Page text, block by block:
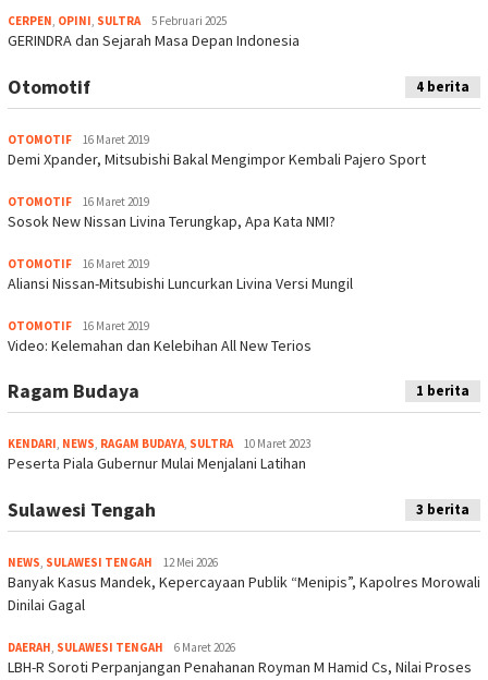
CERPEN, OPINI, SULTRA 5 Februari 2025
GERINDRA dan Sejarah Masa Depan Indonesia
Otomotif 4 berita
OTOMOTIF 16 Maret 2019
Demi Xpander, Mitsubishi Bakal Mengimpor Kembali Pajero Sport
OTOMOTIF 16 Maret 2019
Sosok New Nissan Livina Terungkap, Apa Kata NMI?
OTOMOTIF 16 Maret 2019
Aliansi Nissan-Mitsubishi Luncurkan Livina Versi Mungil
OTOMOTIF 16 Maret 2019
Video: Kelemahan dan Kelebihan All New Terios
Ragam Budaya 1 berita
KENDARI, NEWS, RAGAM BUDAYA, SULTRA 10 Maret 2023
Peserta Piala Gubernur Mulai Menjalani Latihan
Sulawesi Tengah 3 berita
NEWS SULAWESI TENGAH 12 Mei 2026
Banyak Kasus Mandek, Kepercayaan Publik “Menipis”, Kapolres Morowali
Dinilai Gagal
DAERAH SULAWESI TENGAH 6 Maret 2026
LBH-R Soroti Perpanjangan Penahanan Royman M Hamid Cs, Nilai Proses